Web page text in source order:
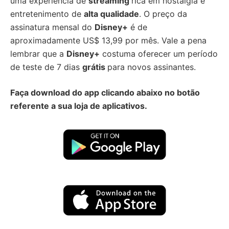
entretenimento de alta qualidade. O preço da
assinatura mensal do Disney+ é de
aproximadamente US$ 13,99 por mês. Vale a pena
lembrar que a Disney+ costuma oferecer um período
de teste de 7 dias grátis para novos assinantes.
Faça download do app clicando abaixo no botão
referente a sua loja de aplicativos.